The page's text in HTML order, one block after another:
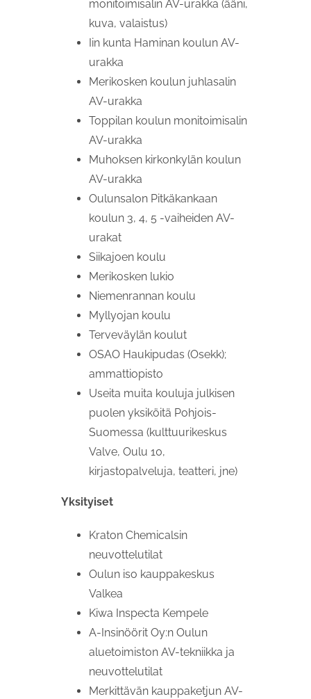
monitoimisalin AV-urakka (ääni,
kuva, valaistus)
Iin kunta Haminan koulun AV-
urakka
Merikosken koulun juhlasalin
AV-urakka
Toppilan koulun monitoimisalin
AV-urakka
Muhoksen kirkonkylän koulun
AV-urakka
Oulunsalon Pitkäkankaan
koulun 3, 4, 5 -vaiheiden AV-
urakat
Siikajoen koulu
Merikosken lukio
Niemenrannan koulu
Myllyojan koulu
Terveväylän koulut
OSAO Haukipudas (Osekk);
ammattiopisto
Useita muita kouluja julkisen
puolen yksiköitä Pohjois-
Suomessa (kulttuurikeskus
Valve, Oulu 10,
kirjastopalveluja, teatteri, jne)
Yksityiset
Kraton Chemicalsin
neuvottelutilat
Oulun iso kauppakeskus
Valkea
Kiwa Inspecta Kempele
A-Insinöörit Oy:n Oulun
aluetoimiston AV-tekniikka ja
neuvottelutilat
Merkittävän kauppaketjun AV-